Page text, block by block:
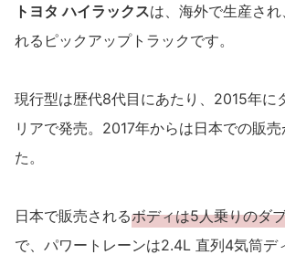
トヨタ ハイラックスは、海外で生産さ
れるピックアップトラックです。
現行型は歴代8代目にあたり、2015年に
リアで発売。2017年からは日本での販
た。
日本で販売されるボディは5人乗りのダ
で、パワートレーンは2.4L 直列4気筒デ